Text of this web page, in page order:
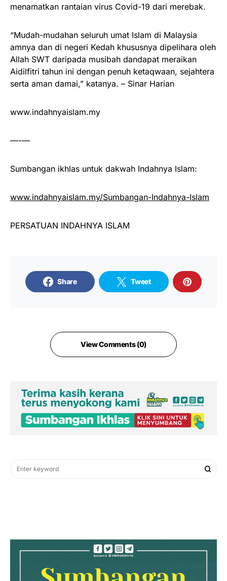
menamatkan rantaian virus Covid-19 dari merebak.
“Mudah-mudahan seluruh umat Islam di Malaysia
amnya dan di negeri Kedah khususnya dipelihara oleh
Allah SWT daripada musibah dandapat meraikan
Aidilfitri tahun ini dengan penuh ketaqwaan, sejahtera
serta aman damai,” katanya. – Sinar Harian
www.indahnyaislam.my
—-—
Sumbangan ikhlas untuk dakwah Indahnya Islam:
www.indahnyaislam.my/Sumbangan-Indahnya-Islam
PERSATUAN INDAHNYA ISLAM
Share Tweet
View Comments (0)